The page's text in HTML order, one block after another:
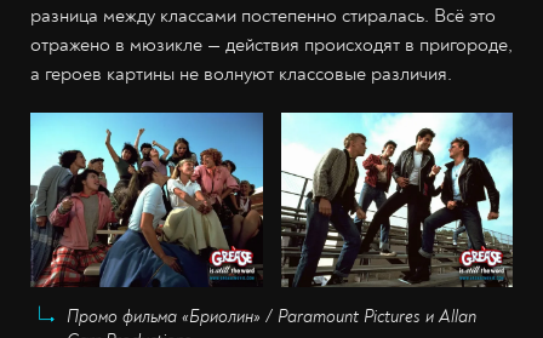
разница между классами постепенно стиралась. Всё это
отражено в мюзикле — действия происходят в пригороде,
а героев картины не волнуют классовые различия.
Промо фильма «Бриолин» / Paramount Pictures и Allan